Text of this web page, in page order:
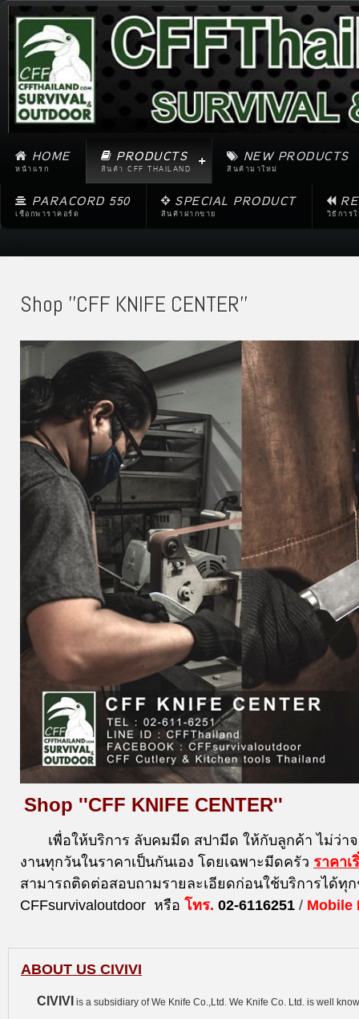
HOME
หน้าแรก
PRODUCTS
สินค้า CFF THAILAND
NEW PRODUCTS
สินค้ามาใหม่
PARACORD 550
เชือกพาราคอร์ด
SPECIAL PRODUCT
สินค้าฝากขาย วิธีการ
Shop ''CFF KNIFE CENTER''
Shop ''CFF KNIFE CENTER''
เพื่อให้บริการ ลับคมมีด สปามีด ให้กับลูกค้า ไม่ว่
งานทุกวันในราคาเป็นกันเอง โดยเฉพาะมีดครัว ราคาเ
สามารถติดต่อสอบถามรายละเอียดก่อนใช้บริการได้ทุ
CFFsurvivaloutdoor หรือ โทร. 02-6116251 / Mobile
ABOUT US CIVIVI
CIVIVI is a subsidiary of We Knife Co.,Ltd. We Knife Co. Ltd. is well